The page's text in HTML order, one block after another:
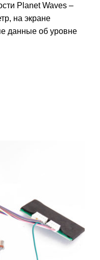
Planet Waves –
на экране
данные об уровне